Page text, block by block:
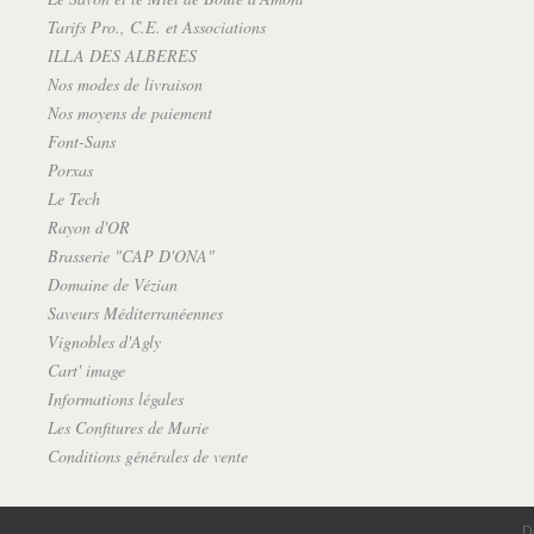
Tarifs Pro., C.E. et Associations
ILLA DES ALBERES
Nos modes de livraison
Nos moyens de paiement
Font-Sans
Porxas
Le Tech
Rayon d'OR
Brasserie "CAP D'ONA"
Domaine de Vézian
Saveurs Méditerranéennes
Vignobles d'Agly
Cart' image
Informations légales
Les Confitures de Marie
Conditions générales de vente